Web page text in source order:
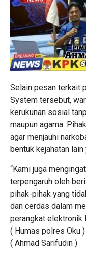
Selain pesan terkait
System tersebut,
kerukunan sosial
maupun agama.
agar menjauhi
bentuk kejahatan
“Kami juga
terpengaruh oleh
pihak-pihak yang
dan cerdas dalam
perangkat elektronik
( Humas polres Oku )
( Ahmad Sarifudin )